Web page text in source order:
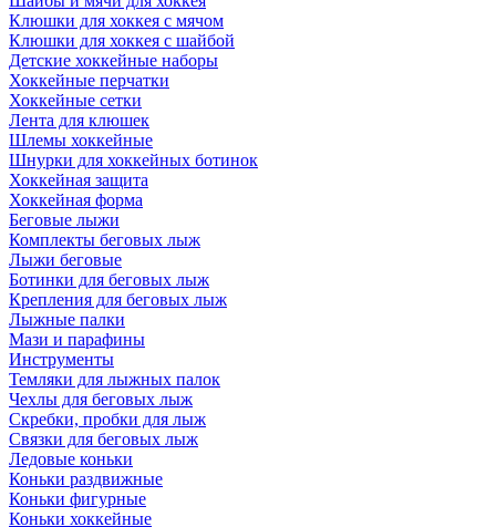
Клюшки для хоккея с мячом
Клюшки для хоккея с шайбой
Детские хоккейные наборы
Хоккейные перчатки
Хоккейные сетки
Лента для клюшек
Шлемы хоккейные
Шнурки для хоккейных ботинок
Хоккейная защита
Хоккейная форма
Беговые лыжи
Комплекты беговых лыж
Лыжи беговые
Ботинки для беговых лыж
Крепления для беговых лыж
Лыжные палки
Мази и парафины
Инструменты
Темляки для лыжных палок
Чехлы для беговых лыж
Скребки, пробки для лыж
Связки для беговых лыж
Ледовые коньки
Коньки раздвижные
Коньки фигурные
Коньки хоккейные